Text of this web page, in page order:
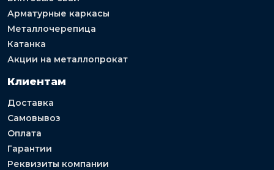
Арматурные каркасы
Металлочерепица
Катанка
Акции на металлопрокат
Клиентам
Доставка
Самовывоз
Оплата
Гарантии
Реквизиты компании